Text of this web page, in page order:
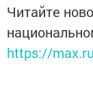
Читайте
https://